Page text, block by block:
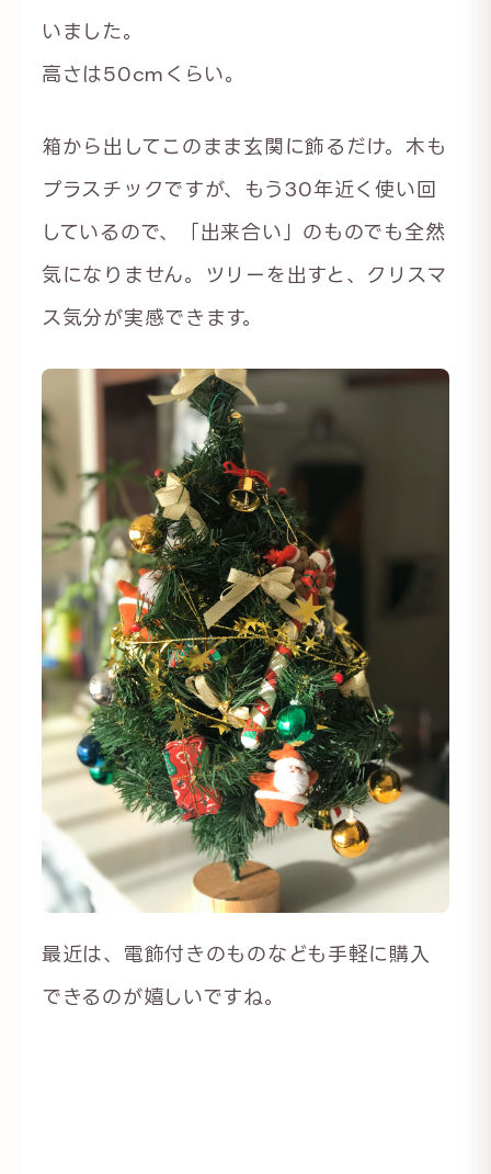
いました。
高さは50cmくらい。
箱から出してこのまま玄関に飾るだけ。木も
プラスチックですが、もう30年近く使い回
しているので、「出来合い」のものでも全然
気になりません。ツリーを出すと、クリスマ
ス気分が実感できます。
最近は、電飾付きのものなども手軽に購入
できるのが嬉しいですね。